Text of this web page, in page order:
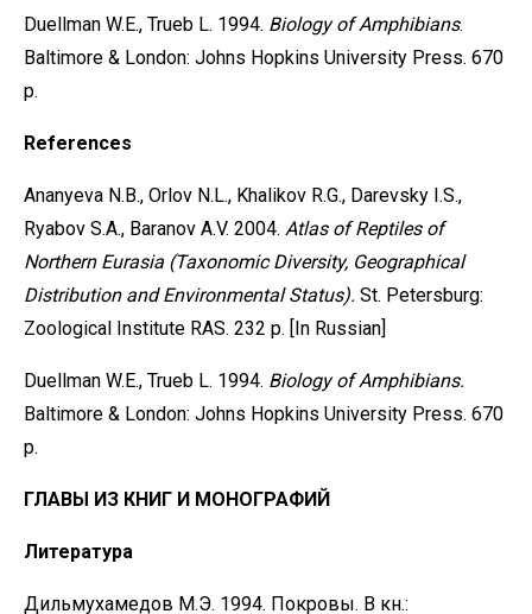
Duellman W.E., Trueb L. 1994. Biology of Amphibians.
Baltimore & London: Johns Hopkins University Press. 670
p.
References
Ananyeva N.B., Orlov N.L., Khalikov R.G., Darevsky I.S.,
Ryabov S.A., Baranov A.V. 2004. Atlas of Reptiles of
Northern Eurasia (Taxonomic Diversity, Geographical
Distribution and Environmental Status). St. Petersburg:
Zoological Institute RAS. 232 р. [In Russian]
Duellman W.E., Trueb L. 1994. Biology of Amphibians.
Baltimore & London: Johns Hopkins University Press. 670
p.
ГЛАВЫ ИЗ КНИГ И МОНОГРАФИЙ
Литература
Дильмухамедов М.Э. 1994. Покровы. В кн.: